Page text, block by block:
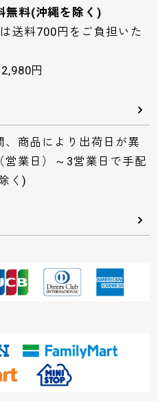
無料(沖縄を除く)
送料700円をご負担いた
円
商品により出荷日が異
業日）～3営業日で手配
く)